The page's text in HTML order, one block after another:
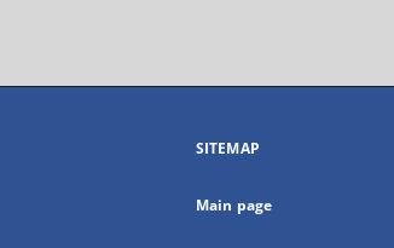
SITEMAP
Main page